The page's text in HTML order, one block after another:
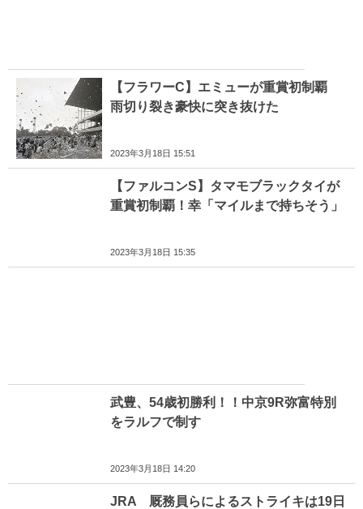
【フラワーC】エミューが重賞初制覇
雨切り裂き豪快に突き抜けた
2023年3月18日 15:51
【ファルコンS】タマモブラックタイが
重賞初制覇！幸「マイルまで持ちそう」
2023年3月18日 15:35
武豊、54歳初勝利！！中京9R弥富特別
をラルフで制す
2023年3月18日 14:20
JRA 厩務員らによるストライキは19日